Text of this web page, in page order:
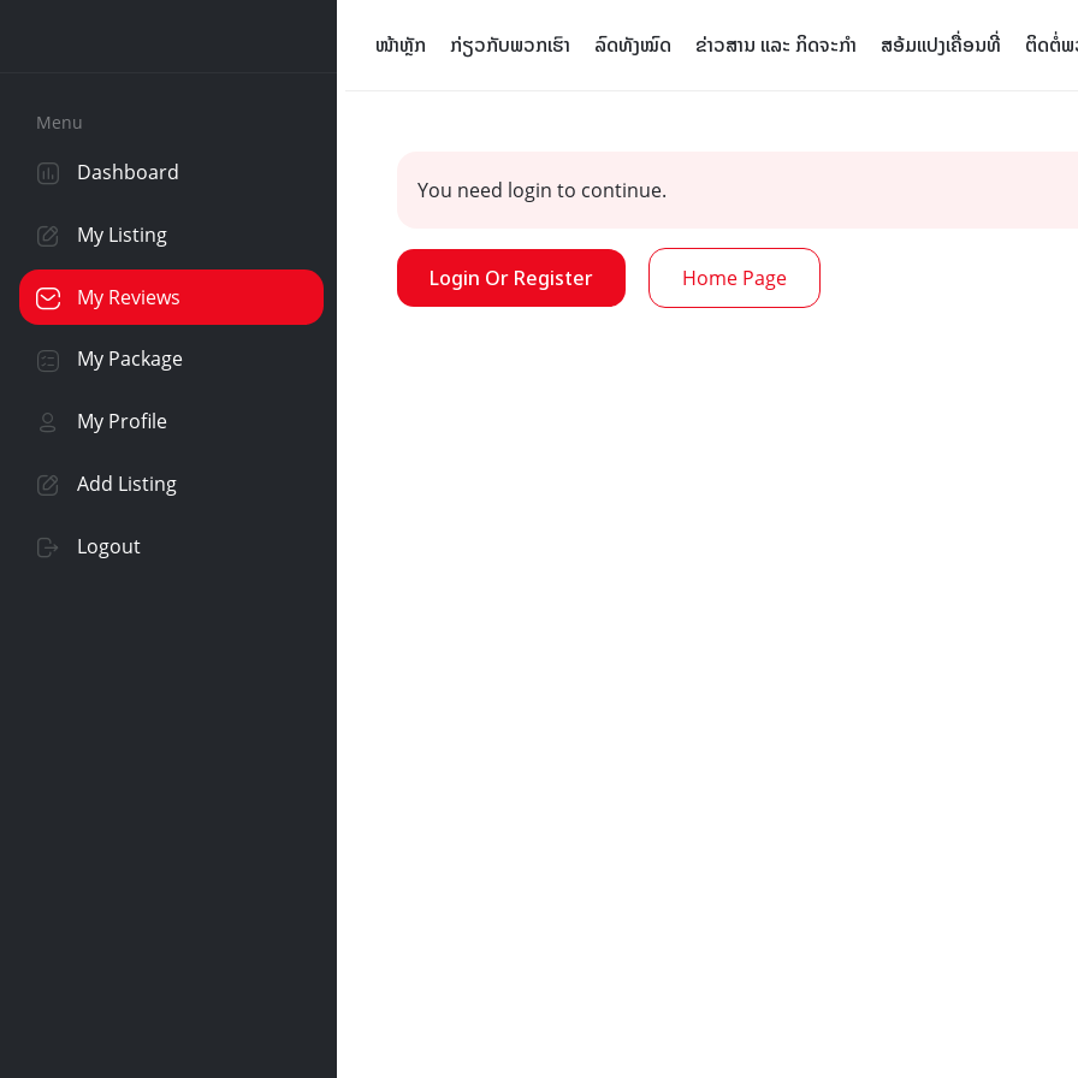
Menu
Dashboard
My Listing
My Reviews
My Package
My Profile
Add Listing
Logout
ໜ້າຫຼັກ ກ່ຽວກັບພວກເຮົາ ລົດທັງໝົດ ຂ່າວສານ ແລະ ກິດຈະກຳ ສອ້ມແປງເຄື່ອນທີ່ ຕິດຕໍ່ພ
You need login to continue.
Login Or Register Home Page